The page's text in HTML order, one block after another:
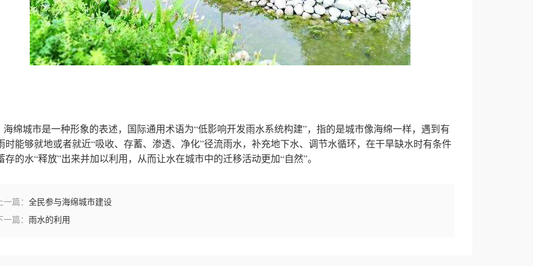
城市是一种形象的表述，国际通用术语为“低影响开发雨水系统构建”，指的是城市像海绵一样，遇到有
时能够就地或者就近“吸收、存蓄、渗透、净化”径流雨水，补充地下水、调节水循环，在干旱缺水时有条件
存的水“释放”出来并加以利用，从而让水在城市中的迁移活动更加“自然”。
一篇： 全民参与海绵城市建设
一篇： 雨水的利用